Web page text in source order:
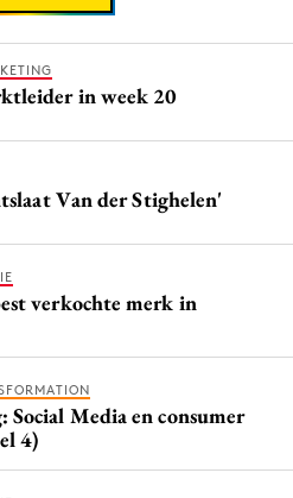
in week 20
Van der Stighelen'
verkochte merk in
Social Media en consumer
4)